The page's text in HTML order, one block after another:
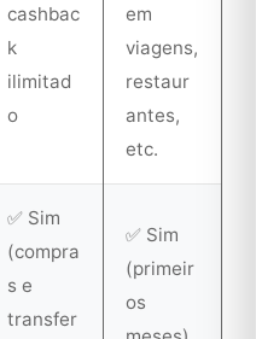
cashbac
k
ilimitad
o
em
viagens,
restaur
antes,
etc.
✅ Sim
(compra
s e
transfer
✅ Sim
(primeir
os